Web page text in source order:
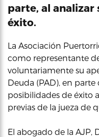
parte, al analizar
éxito.
La Asociación
como representante
voluntariamente su
Deuda (PAD), en parte
posibilidades de éxito
previas de la jueza de
El abogado de la AJP,